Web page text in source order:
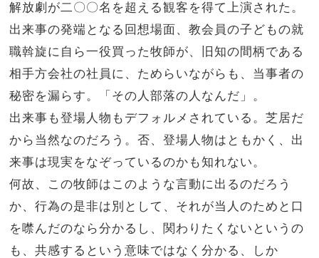
解放劇が二〇〇名を超える観客を得て上演された。
出来事の発端となる回想場面、教会員の子どもの就
職斡旋に自ら一役買った牧師が、旧知の間柄である
相手方会社の社員に、ためらいながらも、当事者の
秘密を漏らす。「その人部落の人なんだ」。
出来事も登場人物もデフォルメされている。芝居だ
から当然なのだろう。否、登場人物はともかく、出
来事は現実をなぞっているのかも知れない。
何故、この牧師はこのような言動に出るのだろう
か、行為の是非は別として、それが当人のためと口
を噤んだのなら分かるし、関わりたくないというの
も、共感するという意味ではなく分かる、しか